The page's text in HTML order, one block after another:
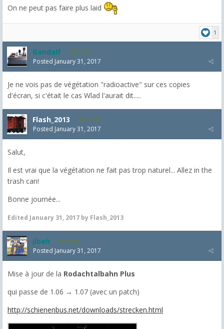
On ne peut pas faire plus laid
1
Gandalf 2,463
Posted January 31, 2017
Je ne vois pas de végétation "radioactive" sur ces copies
d'écran, si c'était le cas Wlad l'aurait dit.....
Flash_2013 2,074
Posted January 31, 2017
Salut,
Il est vrai que la végétation ne fait pas trop naturel... Allez in the
trash can!
Bonne journée...
Edited January 31, 2017 by Flash_2013
jibeh 5,469
Posted January 31, 2017
Mise à jour de la Rodachtalbahn Plus
qui passe de 1.06 → 1.07 (avec un patch)
http://schienenbus.net/downloads/strecken.html